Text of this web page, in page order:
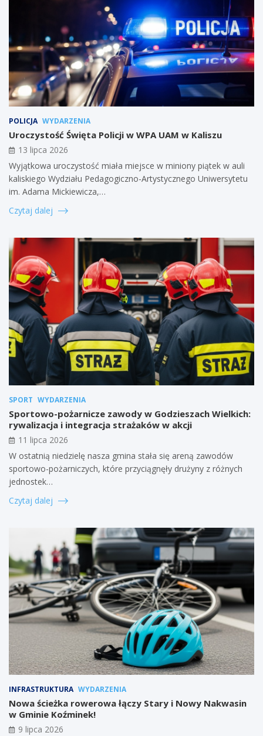
POLICJA WYDARZENIA
Uroczystość Święta Policji w WPA UAM w Kaliszu
13 lipca 2026
Wyjątkowa uroczystość miała miejsce w miniony piątek w auli
kaliskiego Wydziału Pedagogiczno-Artystycznego Uniwersytetu
im. Adama Mickiewicza,…
Czytaj dalej
SPORT WYDARZENIA
Sportowo-pożarnicze zawody w Godzieszach Wielkich:
rywalizacja i integracja strażaków w akcji
11 lipca 2026
W ostatnią niedzielę nasza gmina stała się areną zawodów
sportowo-pożarniczych, które przyciągnęły drużyny z różnych
jednostek…
Czytaj dalej
INFRASTRUKTURA WYDARZENIA
Nowa ścieżka rowerowa łączy Stary i Nowy Nakwasin
w Gminie Koźminek!
9 lipca 2026